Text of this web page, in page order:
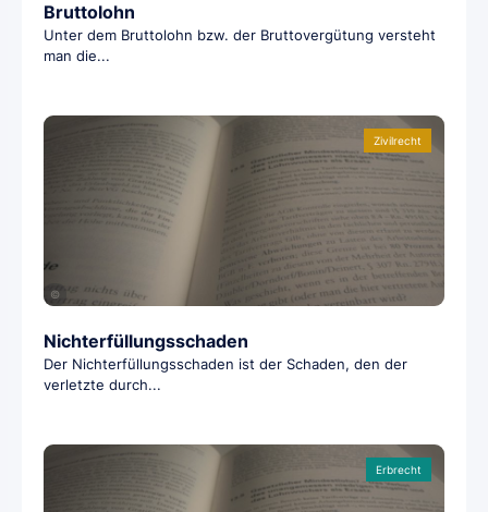
Bruttolohn
Unter dem Bruttolohn bzw. der Bruttovergütung versteht
man die...
Zivilrecht
©
Nichterfüllungsschaden
Der Nichterfüllungsschaden ist der Schaden, den der
verletzte durch...
Erbrecht